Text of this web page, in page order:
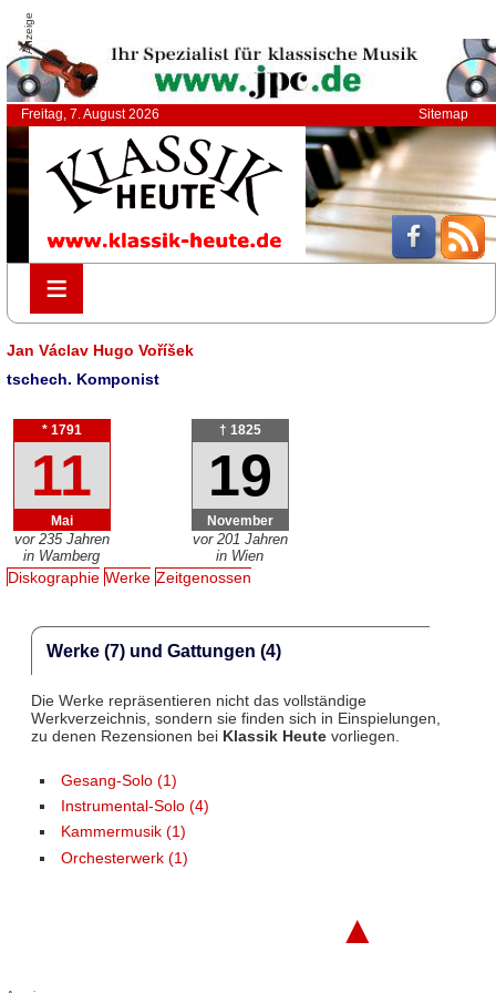
Anzeige
Freitag, 7. August 2026 Sitemap
≡
≡
Jan Václav Hugo Voříšek
tschech. Komponist
* 1791
11
Mai
vor 235 Jahren
in Wamberg
† 1825
19
November
vor 201 Jahren
in Wien
Diskographie Werke Zeitgenossen
Werke (7) und Gattungen (4)
Die Werke repräsentieren nicht das vollständige
Werkverzeichnis, sondern sie finden sich in Einspielungen,
zu denen Rezensionen bei Klassik Heutevorliegen.
Gesang-Solo (1)
Instrumental-Solo (4)
Kammermusik (1)
Orchesterwerk (1)
▲